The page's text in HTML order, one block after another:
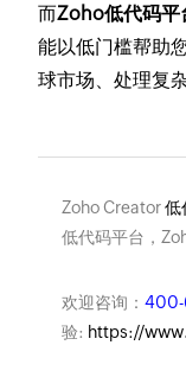
而Zoho低代码平
能以低门槛帮助
球市场、处理复
Zoho Creator低
低代码平台，
欢迎咨询：
验: https://